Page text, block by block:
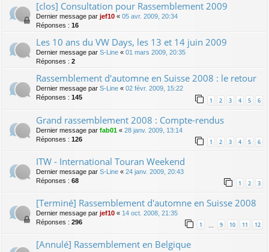
[clos] Consultation pour Rassemblement 2009
Dernier message par jef10 « 05 avr. 2009, 20:34
Réponses : 16
Les 10 ans du VW Days, les 13 et 14 juin 2009
Dernier message par S-Line « 01 mars 2009, 20:35
Réponses : 2
Rassemblement d'automne en Suisse 2008 : le retour
Dernier message par S-Line « 02 févr. 2009, 15:22
Réponses : 145 1 2 3 4 5 6
Grand rassemblement 2008 : Compte-rendus
Dernier message par fab01 « 28 janv. 2009, 13:14
Réponses : 126 1 2 3 4 5 6
ITW - International Touran Weekend
Dernier message par S-Line « 24 janv. 2009, 20:43
Réponses : 68 1 2 3
[Terminé] Rassemblement d'automne en Suisse 2008
Dernier message par jef10 « 14 oct. 2008, 21:35
Réponses : 296 1 9 10 11 12
[Annulé] Rassemblement en Belgique